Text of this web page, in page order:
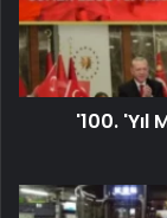
'100. 'Yıl